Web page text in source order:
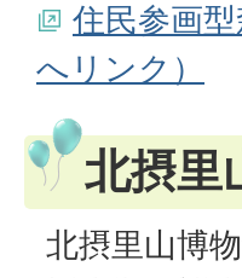
住民参画
へリンク）
北摂里
北摂里山博